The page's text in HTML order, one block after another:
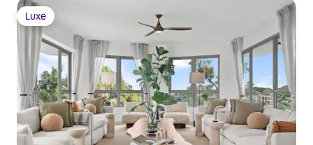
Luxe
Luxe